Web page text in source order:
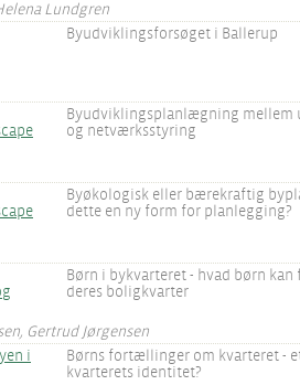
Lundgren
Byudviklingsforsøget i Ballerup
Byudviklingsplanlægning mellem
og netværksstyring
Byøkologisk eller bærekraftig
dette en ny form for planlegging?
Børn i bykvarteret - hvad børn
deres boligkvarter
Gertrud Jørgensen
i
Børns fortællinger om kvarteret -
kvarterets identitet?